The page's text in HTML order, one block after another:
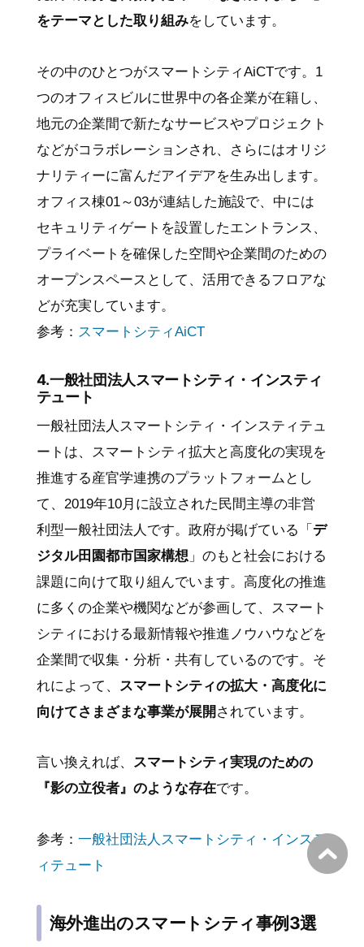
をテーマとした取り組みをしています。
その中のひとつがスマートシティAiCTです。1
つのオフィスビルに世界中の各企業が在籍し、
地元の企業間で新たなサービスやプロジェクト
などがコラボレーションされ、さらにはオリジ
ナリティーに富んだアイデアを生み出します。
オフィス棟01～03が連結した施設で、中には
セキュリティゲートを設置したエントランス、
プライベートを確保した空間や企業間のための
オープンスペースとして、活用できるフロアな
どが充実しています。
参考： スマートシティAiCT
4.一般社団法人スマートシティ・インスティ
テュート
一般社団法人スマートシティ・インスティテュ
ートは、スマートシティ拡大と高度化の実現を
推進する産官学連携のプラットフォームとし
て、2019年10月に設立された民間主導の非営
利型一般社団法人です。政府が掲げている「 デ
ジタル田園都市国家構想 」のもと社会における
課題に向けて取り組んでいます。高度化の推進
に多くの企業や機関などが参画して、スマート
シティにおける最新情報や推進ノウハウなどを
企業間で収集・分析・共有しているのです。そ
れによって、
スマートシティの拡大・高度化に
向けてさまざまな事業が展開 されています。
言い換えれば、 スマートシティ実現のための
『影の立役者』のような存在です。
参考： 一般社団法人スマートシティ・インステ
ィテュート
海外進出のスマートシティ事例3選